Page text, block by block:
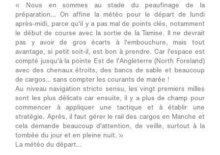
« Nous en sommes au stade du peaufinage de la
préparation… On affine la météo pour le départ de lundi
après-midi, parce qu'il y a pas mal de points clés, notamment
le début de course avec la sortie de la Tamise. Il ne devrait
pas y avoir de gros écarts à l'embouchure, mais tout
avantage, si petit soit-il, est bon à prendre. Car l'espace est
compté jusqu'à la pointe Est de l'Angleterre (North Foreland)
avec des chenaux étroits, des bancs de sable et beaucoup
de cargos… sans compter les courants de marée !
Au niveau navigation stricto sensu, les vingt premiers milles
sont les plus délicats car ensuite, il y a plus de champ pour
commencer à appliquer une tactique et à établir une
stratégie. Après, il faut gérer le rail des cargos en Manche et
cela demande beaucoup d'attention, de veille, surtout à la
tombée du jour et en pleine nuit. »
La météo du départ…